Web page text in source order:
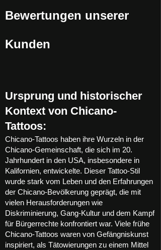
Bewertungen unserer
Kunden
Ursprung und historischer
Kontext von Chicano-
Tattoos:
Chicano-Tattoos haben ihre Wurzeln in der
Chicano-Gemeinschaft, die sich im 20.
Jahrhundert in den USA, insbesondere in
Kalifornien, entwickelte. Dieser Tattoo-Stil
wurde stark vom Leben und den Erfahrungen
der Chicano-Bevölkerung geprägt, die mit
vielen Herausforderungen wie
Diskriminierung, Gang-Kultur und dem Kampf
für Bürgerrechte konfrontiert war. Viele frühe
Chicano-Tattoos waren von Gefängniskunst
inspiriert, als Tätowierungen zu einem Mittel